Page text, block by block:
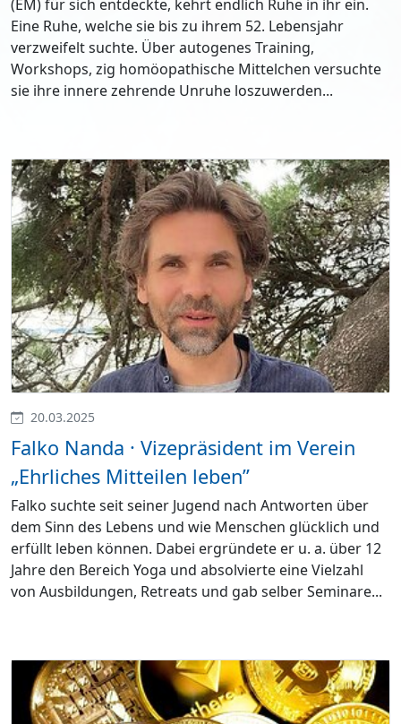
(EM) für sich entdeckte, kehrt endlich Ruhe in ihr ein.
Eine Ruhe, welche sie bis zu ihrem 52. Lebensjahr
verzweifelt suchte. Über autogenes Training,
Workshops, zig homöopathische Mittelchen versuchte
sie ihre innere zehrende Unruhe loszuwerden...
20.03.2025
Falko Nanda · Vizepräsident im Verein
„Ehrliches Mitteilen leben”
Falko suchte seit seiner Jugend nach Antworten über
dem Sinn des Lebens und wie Menschen glücklich und
erfüllt leben können. Dabei ergründete er u. a. über 12
Jahre den Bereich Yoga und absolvierte eine Vielzahl
von Ausbildungen, Retreats und gab selber Seminare...